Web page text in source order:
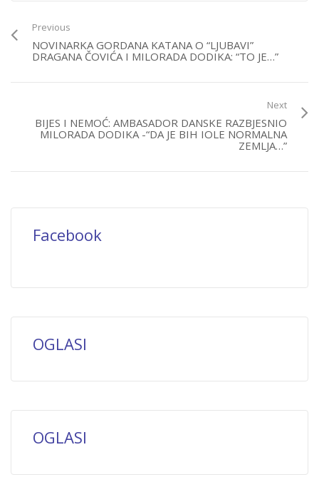
Previous
NOVINARKA GORDANA KATANA O “LJUBAVI”
DRAGANA ČOVIĆA I MILORADA DODIKA: “TO JE…”
Next
BIJES I NEMOĆ: AMBASADOR DANSKE RAZBJESNIO
MILORADA DODIKA -“DA JE BIH IOLE NORMALNA
ZEMLJA…”
Facebook
OGLASI
OGLASI